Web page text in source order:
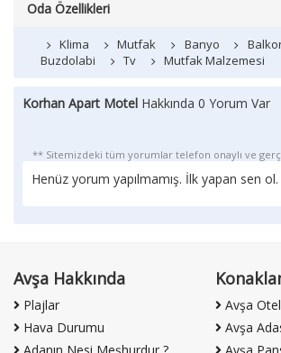
Oda Özellikleri
Klima Mutfak Banyo
Buzdolabi
Tv Mutfak Malzemesi
Korhan Apart Motel Hakkında 0 Yorum Var
** Sitemizdeki tüm yorumlar telefon onaylı ve
Henüz yorum yapılmamış. İlk yapan sen ol.
Avşa Hakkında
Plajlar
Hava Durumu
Avşa
Avşa